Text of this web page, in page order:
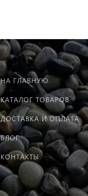
НА ГЛАВНУЮ
КАТАЛОГ ТОВАРОВ
ДОСТАВКА И ОПЛАТА
БЛОГ
КОНТАКТЫ